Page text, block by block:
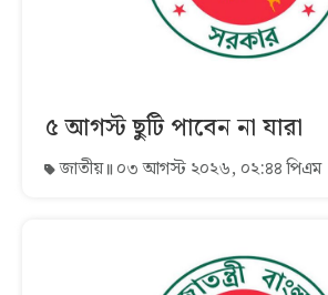
৫ আগস্ট ছুটি পাবেন না যারা
জাতীয় ০৩ আগস্ট ২০২৬, ০২:৪৪ পিএম